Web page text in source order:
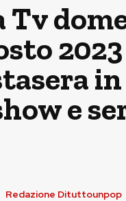
Tv
e
Redazione Dituttounpop